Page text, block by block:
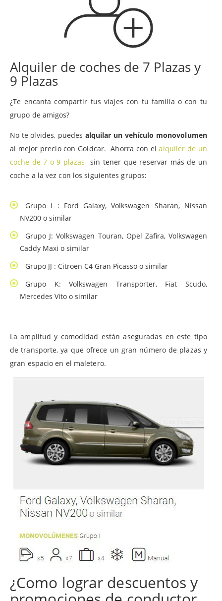
Alquiler de coches de 7 Plazas y
9 Plazas
¿Te encanta compartir tus viajes con tu familia o con tu
grupo de amigos?
No te olvides, puedes alquilar un vehículo monovolumen
al mejor precio con Goldcar. Ahorra con elalquiler de un
coche de 7 o 9 plazas sin tener que reservar más de un
coche a la vez con los siguientes grupos:
Grupo I : Ford Galaxy, Volkswagen Sharan, Nissan
NV200 o similar
Grupo J: Volkswagen Touran, Opel Zafira, Volkswagen
Caddy Maxi o similar
Grupo JJ : Citroen C4 Gran Picasso o similar
Grupo K: Volkswagen Transporter, Fiat Scudo,
Mercedes Vito o similar
La amplitud y comodidad están aseguradas en este tipo
de transporte, ya que ofrece un gran número de plazas y
gran espacio en el maletero.
¿Como lograr descuentos y